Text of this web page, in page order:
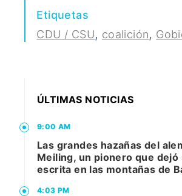
Etiquetas
CDU / CSU, coalición,
ÚLTIMAS NOTICIAS
9:00 AM
Las grandes hazañas del
Meiling, un pionero que dejó
escrita en las montañas de
4:03 PM